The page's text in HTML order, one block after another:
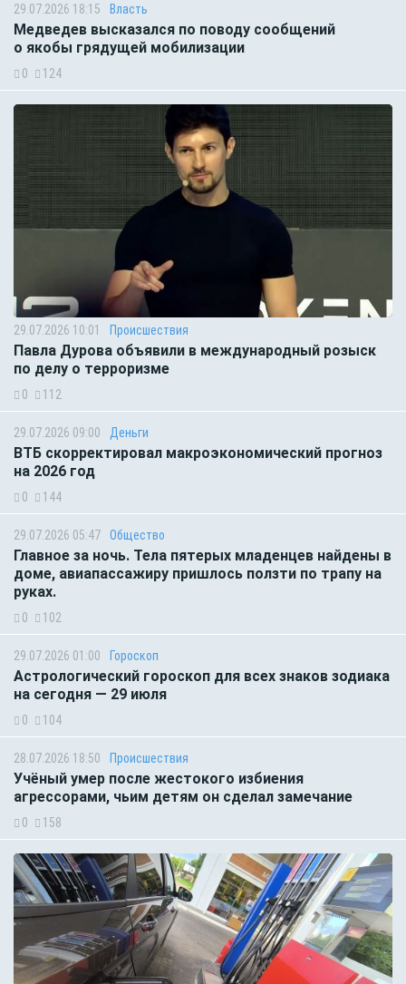
29.07.2026 18:15 Власть
Медведев высказался по поводу сообщений
о якобы грядущей мобилизации
0 124
29.07.2026 10:01 Происшествия
Павла Дурова объявили в международный розыск
по делу о терроризме
0 112
29.07.2026 09:00 Деньги
ВТБ скорректировал макроэкономический прогноз
на 2026 год
0 144
29.07.2026 05:47 Общество
Главное за ночь. Тела пятерых младенцев найдены в
доме, авиапассажиру пришлось ползти по трапу на
руках.
0 102
29.07.2026 01:00 Гороскоп
Астрологический гороскоп для всех знаков зодиака
на сегодня — 29 июля
0 104
28.07.2026 18:50 Происшествия
Учёный умер после жестокого избиения
агрессорами, чьим детям он сделал замечание
0 158